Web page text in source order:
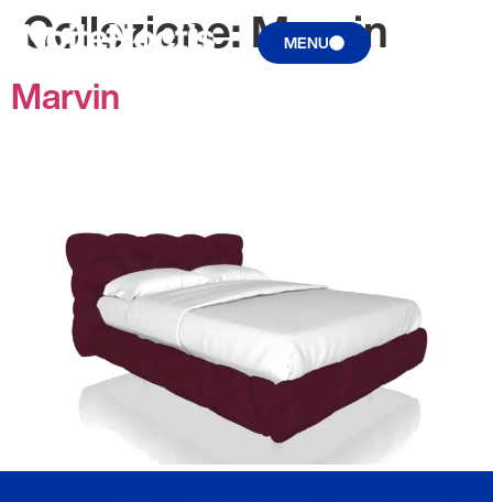
MENU
Collezione: Marvin
Marvin